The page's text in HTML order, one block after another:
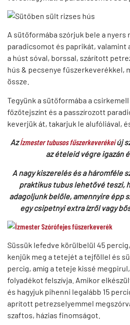
A sütőformába szórjuk bele a nyers
paradicsomot és paprikát, valamint
a húst sóval, borssal, szárított
hús & pecsenye fűszerkeverékkel,
össze.
Tegyünk a sütőformába a
főzőtejszínt és a passzírozott
keverjük át, takarjuk le alufóliával,
AzÍzmester tubusos fűszerkeverékeiúj
az ételeid végre igazán
A nagy kiszerelés és a háromféle
praktikus tubus lehetővé teszi,
adagoljunk belőle, amennyire épp
egy csipetnyi extra ízről vagy
Süssük lefedve körülbelül 45
kenjük meg a tetejét a tejföllel és
percig, amíg a teteje kissé
folyadékot felszívja. Amikor
és hagyjuk pihenni legalább 15
aprított petrezselyemmel
szaftos, házias finomságot.